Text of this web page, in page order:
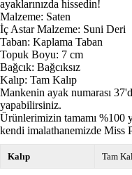
ayaklarınızda hissedin!
Malzeme: Saten
İç Astar Malzeme: Suni Deri
Taban: Kaplama Taban
Topuk Boyu: 7 cm
Bağcık: Bağcıksız
Kalıp: Tam Kalıp
Mankenin ayak numarası
yapabilirsiniz.
Ürünlerimizin tamamı %100
kendi imalathanemizde Miss
Kalıp Tam